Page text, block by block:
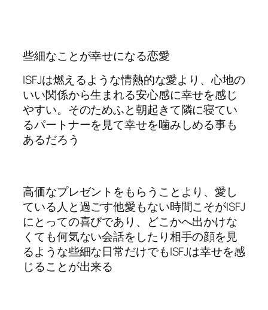
些細なことが幸せになる恋愛
ISFJは燃えるような情熱的な愛より、心地の
いい関係から生まれる安心感に幸せを感じ
やすい。そのためふと朝起きて隣に寝てい
るパートナーを見て幸せを噛みしめる事も
あるだろう
高価なプレゼントをもらうことより、愛し
ている人と過ごす他愛もない時間こそがISFJ
にとっての喜びであり、どこかへ出かけな
くても何気ない会話をしたり相手の顔を見
るような些細な日常だけでもISFJは幸せを感
じることが出来る